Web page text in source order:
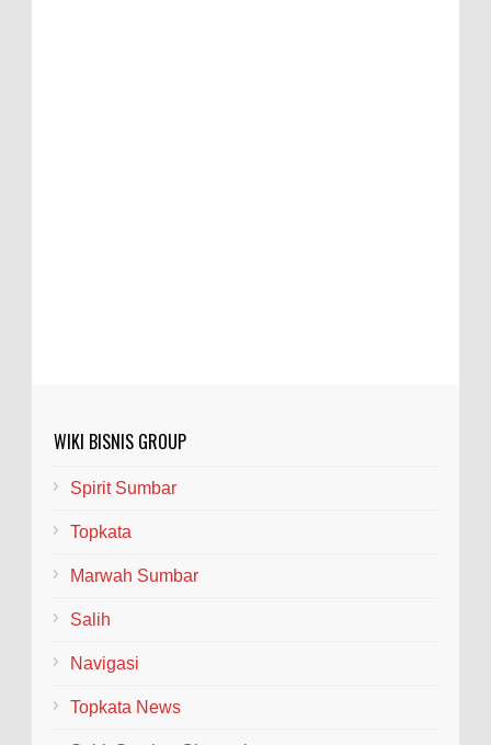
WIKI BISNIS GROUP
Spirit Sumbar
Topkata
Marwah Sumbar
Salih
Navigasi
Topkata News